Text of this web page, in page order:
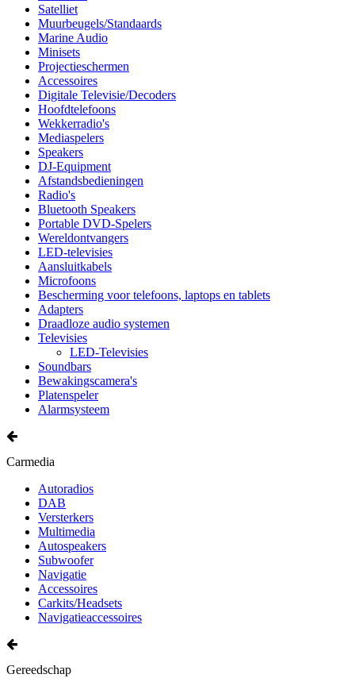
Satelliet
Muurbeugels/Standaards
Marine Audio
Minisets
Projectieschermen
Accessoires
Digitale Televisie/Decoders
Hoofdtelefoons
Wekkerradio's
Mediaspelers
Speakers
DJ-Equipment
Afstandsbedieningen
Radio's
Bluetooth Speakers
Portable DVD-Spelers
Wereldontvangers
LED-televisies
Aansluitkabels
Microfoons
Bescherming voor telefoons, laptops en tablets
Adapters
Draadloze audio systemen
Televisies
LED-Televisies
Soundbars
Bewakingscamera's
Platenspeler
Alarmsysteem
Carmedia
Autoradios
DAB
Versterkers
Multimedia
Autospeakers
Subwoofer
Navigatie
Accessoires
Carkits/Headsets
Navigatieaccessoires
Gereedschap